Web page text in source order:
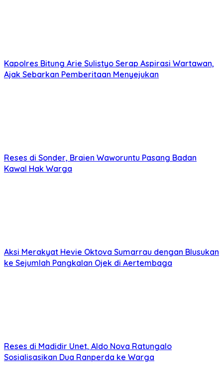
Kapolres Bitung Arie Sulistyo Serap Aspirasi Wartawan,
Ajak Sebarkan Pemberitaan Menyejukan
Reses di Sonder, Braien Waworuntu Pasang Badan
Kawal Hak Warga
Aksi Merakyat Hevie Oktova Sumarrau dengan Blusukan
ke Sejumlah Pangkalan Ojek di Aertembaga
Reses di Madidir Unet, Aldo Nova Ratungalo
Sosialisasikan Dua Ranperda ke Warga